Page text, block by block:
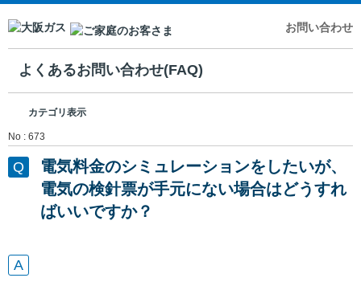
お問い合わせ
よくあるお問い合わせ(FAQ)
カテゴリ表示
No : 673
電気料金のシミュレーションをしたいが、
電気の検針票が手元にない場合はどうすれ
ばいいですか？